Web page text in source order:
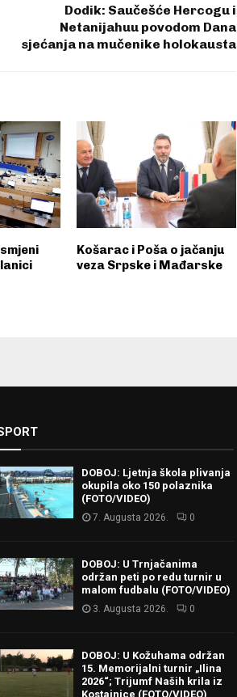
Dodik: Saučešće Hercogu i
Netanijahuu povodom Dana
sjećanja na mučenike holokausta
Košarac i Poša o jačanju
veza Srpske i Mađarske
DOBOJ: Ljetnja škola plivanja
okupila oko 150 polaznika
(FOTO/VIDEO)
7. Augusta 2026. 0
DOBOJ: U Trnjačanima
održan peti po redu turnir u
malom fudbalu (FOTO/VIDEO)
3. Augusta 2026. 0
DOBOJ: U Kožuhama održan
15. Memorijalni turnir „Ilina
2026“; Trijumf Naših krila iz
Kostajnice (FOTO/VIDEO)